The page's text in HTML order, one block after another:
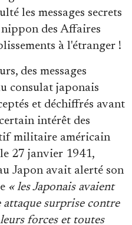
les messages secrets
des Affaires
à l'étranger !
des messages
consulat japonais
et déchiffrés avant
intérêt des
militaire américain
27 janvier 1941,
Japon avait alerté son
« les Japonais avaient
surprise contre
forces et toutes